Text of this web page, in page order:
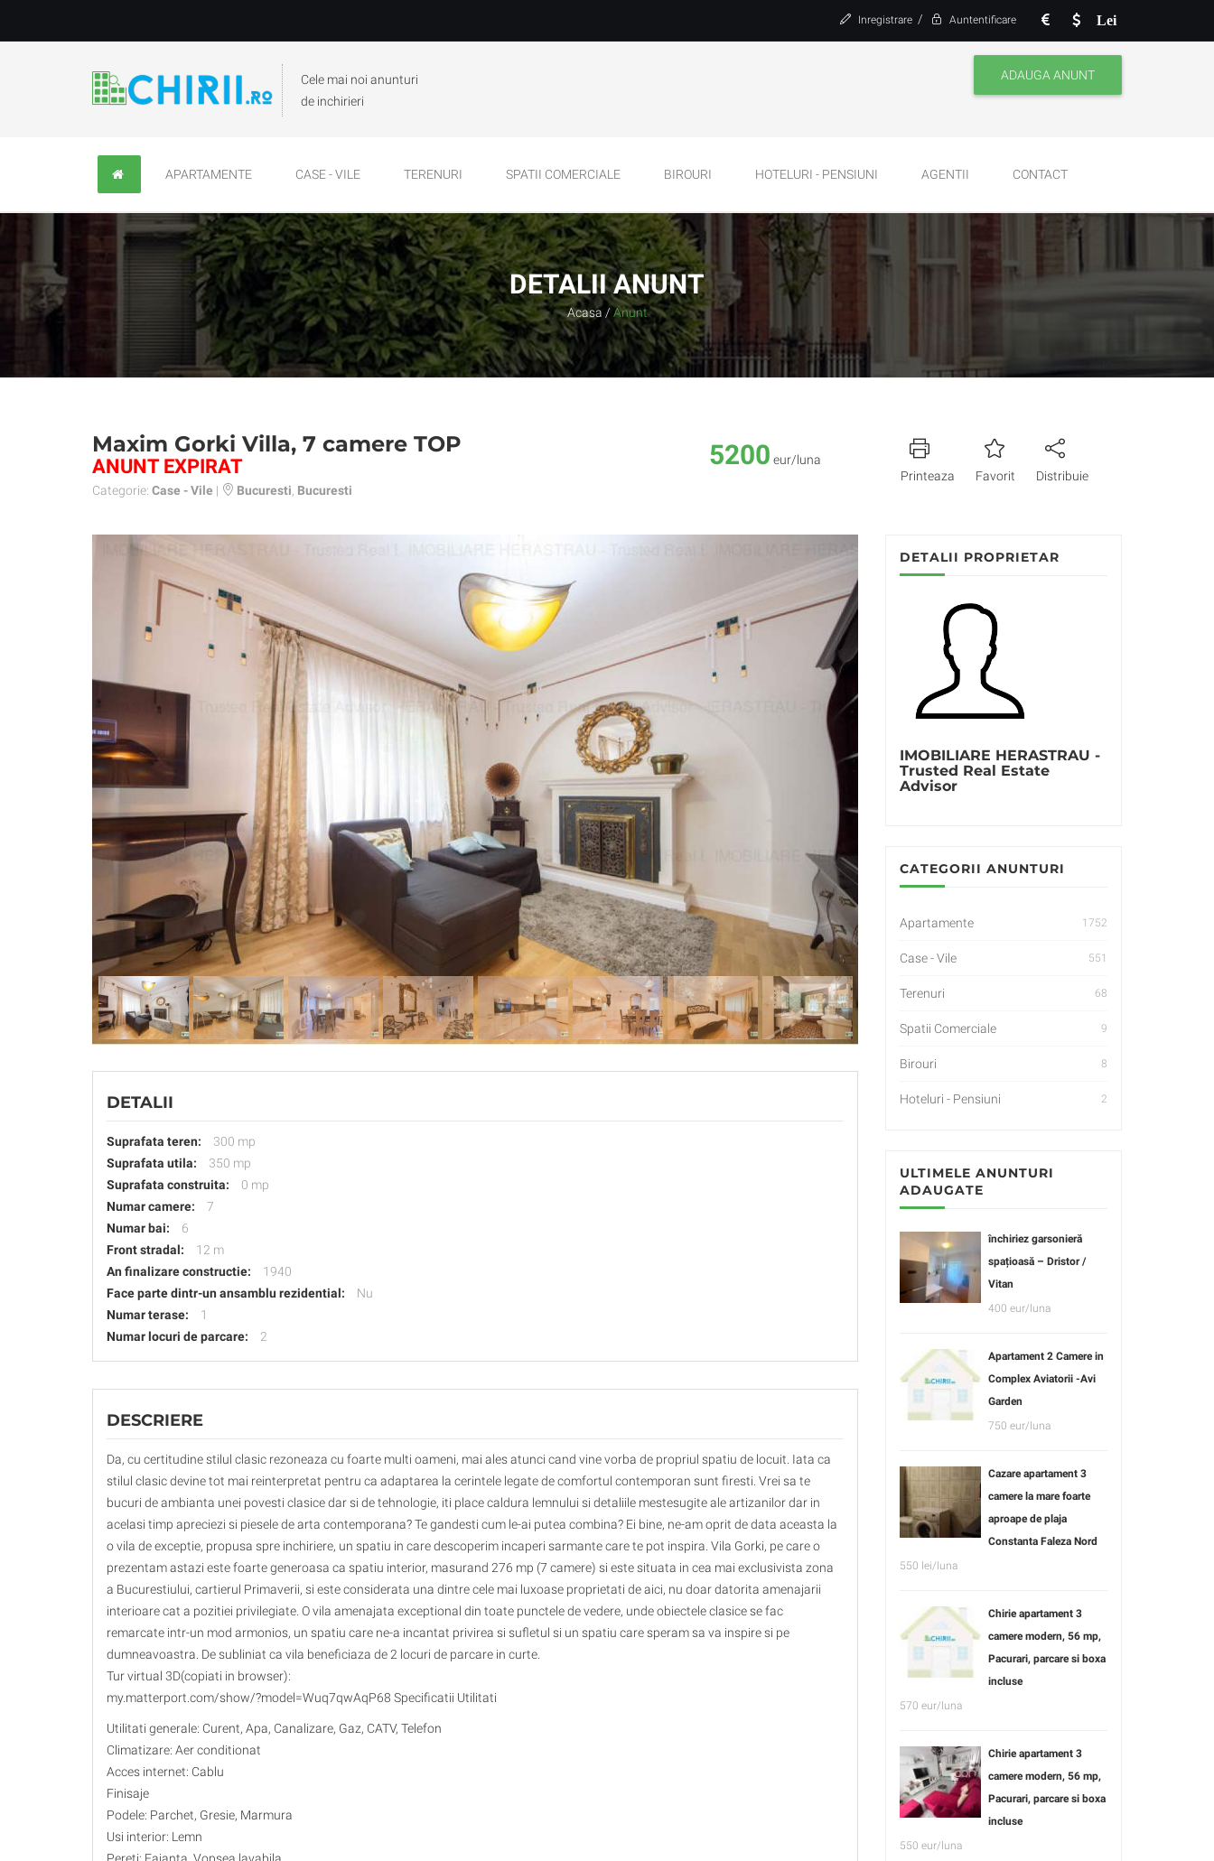
Lei
Inregistrare / Auntentificare
Cele mai noi anunturi
de inchirieri
ADAUGA ANUNT
APARTAMENTE CASE - VILE TERENURI SPATII COMERCIALE BIROURI HOTELURI - PENSIUNI AGENTII CONTACT
DETALII ANUNT
Acasa / Anunt
Maxim Gorki Villa, 7 camere TOP
ANUNT EXPIRAT
Categorie: Case - Vile | Bucuresti Bucuresti
5200 eur/luna
Printeaza
Favorit Distribuie
DETALII
Suprafata teren:
300 mp
Suprafata utila:
350 mp
Suprafata construita:
0 mp
Numar camere:
7
Numar bai:
6
Front stradal:
12 m
An finalizare constructie:
1940
Face parte dintr-un ansamblu rezidential:
Nu
Numar terase:
1
Numar locuri de parcare:
2
DESCRIERE
Da, cu certitudine stilul clasic rezoneaza cu foarte multi oameni, mai ales atunci cand vine vorba de propriul spatiu de locuit. Iata ca
stilul clasic devine tot mai reinterpretat pentru ca adaptarea la cerintele legate de comfortul contemporan sunt firesti. Vrei sa te
bucuri de ambianta unei povesti clasice dar si de tehnologie, iti place caldura lemnului si detaliile mestesugite ale artizanilor dar in
acelasi timp apreciezi si piesele de arta contemporana? Te gandesti cum le-ai putea combina? Ei bine, ne-am oprit de data aceasta la
o vila de exceptie, propusa spre inchiriere, un spatiu in care descoperim incaperi sarmante care te pot inspira. Vila Gorki, pe care o
prezentam astazi este foarte generoasa ca spatiu interior, masurand 276 mp (7 camere) si este situata in cea mai exclusivista zona
a Bucurestiului, cartierul Primaverii, si este considerata una dintre cele mai luxoase proprietati de aici, nu doar datorita amenajarii
interioare cat a pozitiei privilegiate. O vila amenajata exceptional din toate punctele de vedere, unde obiectele clasice se fac
remarcate intr-un mod armonios, un spatiu care ne-a incantat privirea si sufletul si un spatiu care speram sa va inspire si pe
dumneavoastra. De subliniat ca vila beneficiaza de 2 locuri de parcare in curte.
Tur virtual 3D(copiati in browser):
my.matterport.com/show/?model=Wuq7qwAqP68 Specificatii Utilitati
Utilitati generale: Curent, Apa, Canalizare, Gaz, CATV, Telefon
Climatizare: Aer conditionat
Acces internet: Cablu
Finisaje
Podele: Parchet, Gresie, Marmura
Usi interior: Lemn
DETALII PROPRIETAR
IMOBILIARE HERASTRAU -
Trusted Real Estate
Advisor
CATEGORII ANUNTURI
Apartamente 1752
Case - Vile 551
Terenuri 68
Spatii Comerciale 9
Birouri 8
Hoteluri - Pensiuni 2
ULTIMELE ANUNTURI
ADAUGATE
închiriez garsonieră
spațioasă – Dristor /
Vitan
400 eur/luna
Apartament 2 Camere in
Complex Aviatorii -Avi
Garden
750 eur/luna
Cazare apartament 3
camere la mare foarte
aproape de plaja
Constanta Faleza Nord
550 lei/luna
Chirie apartament 3
camere modern, 56 mp,
Pacurari, parcare si boxa
incluse
570 eur/luna
Chirie apartament 3
camere modern, 56 mp,
Pacurari, parcare si boxa
incluse
550 eur/luna